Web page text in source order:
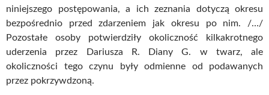
niniejszego postępowania, a ich zeznania dotyczą okresu
bezpośrednio przed zdarzeniem jak okresu po nim. /…/
Pozostałe osoby potwierdziły okoliczność kilkakrotnego
uderzenia przez Dariusza R. Diany G. w twarz, ale
okoliczności tego czynu były odmienne od podawanych
przez pokrzywdzoną.